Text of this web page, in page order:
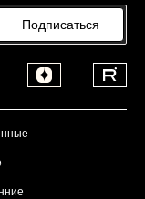
Подписаться